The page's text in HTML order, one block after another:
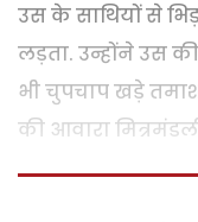
उस के साथियों से
लड़ता. उन्होंने उस
भी चुपचाप खड़े
की आवारा